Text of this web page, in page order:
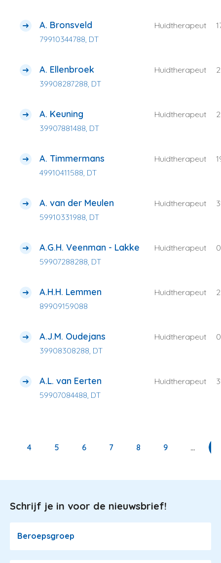
A. Bronsveld
79910344788, DT
Huidtherapeut
A. Ellenbroek
39908287288, DT
Huidtherapeut
A. Keuning
39907881488, DT
Huidtherapeut
A. Timmermans
49910411588, DT
Huidtherapeut
A. van der Meulen
59910331988, DT
Huidtherapeut
A.G.H. Veenman - Lakke
59907288288, DT
Huidtherapeut
A.H.H. Lemmen
89909159088
Huidtherapeut
A.J.M. Oudejans
39908308288, DT
Huidtherapeut
A.L. van Eerten
59907084488, DT
Huidtherapeut
Page
4 Page
5 Page
6 Page
7 Page
8 Page
9 …
Image
Schrijf je in voor de nieuwsbrief!
Beroepsgroep